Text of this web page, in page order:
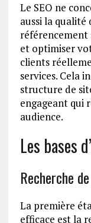
Le SEO ne
aussi la qualité
référencement
et optimiser
clients
services. Cela
structure de
engageant qui
audience.
Les bases
Recherche
La première
efficace est la